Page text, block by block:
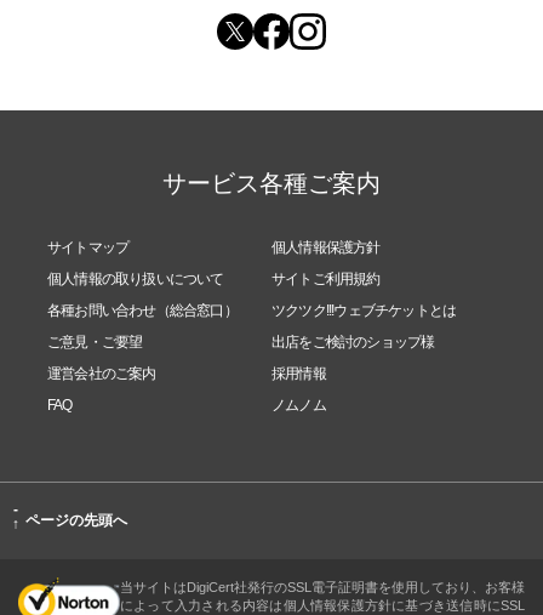
サービス各種ご案内
サイトマップ
個人情報保護方針
個人情報の取り扱いについて
サイトご利用規約
各種お問い合わせ（総合窓口）
ツクツク!!!ウェブチケットとは
ご意見・ご要望
出店をご検討のショップ様
運営会社のご案内
採用情報
FAQ
ノムノム
-
↑ ページの先頭へ
当サイトはDigiCert社発行のSSL電子証明書を使用しており、お客様
によって入力される内容は個人情報保護方針に基づき送信時にSSL